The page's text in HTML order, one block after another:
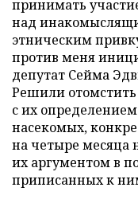
принимать
над
этническим
против меня
депутат Сейма
Решили отомстить
с их
насекомых,
на четыре
их аргументом в
приписанных к